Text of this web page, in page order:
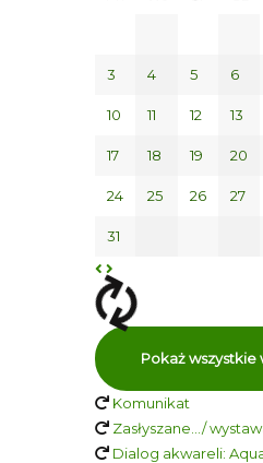
3 4 5 6
10 11 12 13
17 18 19 20
24 25 26 27
31
Pokaż wszystkie
Komunikat
Zasłyszane…/
Dialog akwareli: